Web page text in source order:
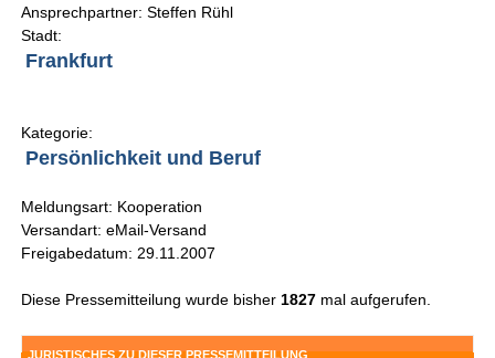
Ansprechpartner: Steffen Rühl
Stadt:
Frankfurt
Kategorie:
Persönlichkeit und Beruf
Meldungsart: Kooperation
Versandart: eMail-Versand
Freigabedatum: 29.11.2007
Diese Pressemitteilung wurde bisher 1827 mal aufgerufen.
JURISTISCHES ZU DIESER PRESSEMITTEILUNG